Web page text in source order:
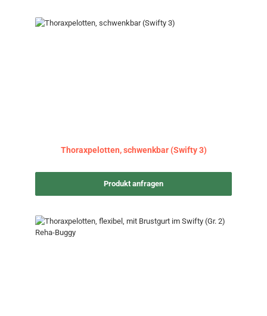
Thoraxpelotten, schwenkbar (Swifty 3)
Produkt anfragen